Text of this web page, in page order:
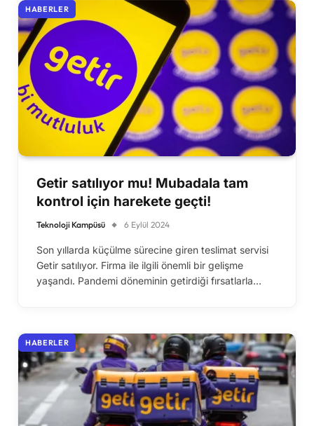
HABERLER
Getir satılıyor mu! Mubadala tam
kontrol için harekete geçti!
Teknoloji Kampüsü 6 Eylül 2024
Son yıllarda küçülme sürecine giren teslimat servisi
Getir satılıyor. Firma ile ilgili önemli bir gelişme
yaşandı. Pandemi döneminin getirdiği fırsatlarla…
HABERLER